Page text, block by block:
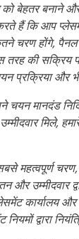
बेहतर बनाने
हैं कि आप
होंगे, पैनल
तरह की
प्रक्रिया और
चयन मानदंड
मिले,
महत्वपूर्ण
और उम्मीदवार
कार्यालय और
द्वारा